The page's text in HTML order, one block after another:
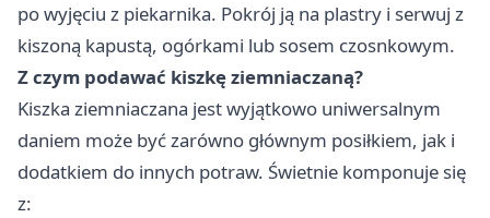
po wyjęciu z piekarnika. Pokrój ją na plastry i serwuj z
kiszoną kapustą, ogórkami lub sosem czosnkowym.
Z czym podawać kiszkę ziemniaczaną?
Kiszka ziemniaczana jest wyjątkowo uniwersalnym
daniem może być zarówno głównym posiłkiem, jak i
dodatkiem do innych potraw. Świetnie komponuje się
z: